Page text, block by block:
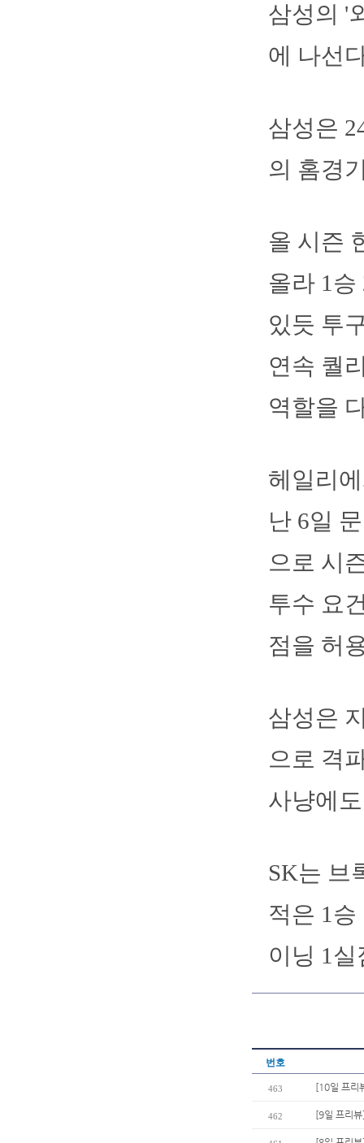
삼성의 '
에 나선
삼성은
의 홈경
올 시즌
올라 1
있듯 투
연속 퀄
역할을
헤일리
난 6일
으로 시
투수 요
점을 허
삼성은
으로 격
사냥에
SK는 브
적은 1
이닝 1
번호
463 [10일 프리
462 [9일 프리